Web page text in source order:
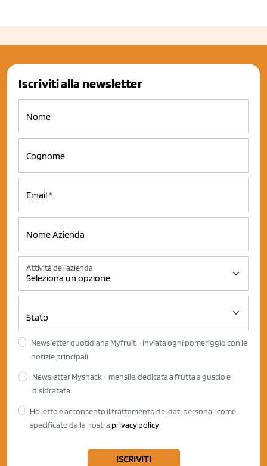
Iscriviti alla newsletter
Attività dell'azienda
Newsletter quotidiana Myfruit – inviata ogni pomeriggio con le
notizie principali.
Newsletter Mysnack – mensile, dedicata a frutta a guscio e
disidratata
Ho letto e acconsento il trattamento dei dati personali come
specificato dalla nostra privacy policy
ISCRIVITI